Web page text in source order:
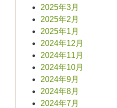
2025年3月
2025年2月
2025年1月
2024年12月
2024年11月
2024年10月
2024年9月
2024年8月
2024年7月